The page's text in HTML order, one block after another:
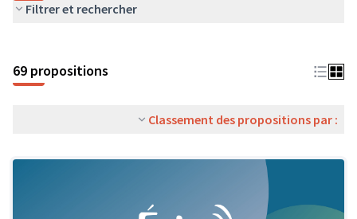
Filtrer et rechercher
69 propositions
Classement des propositions par :